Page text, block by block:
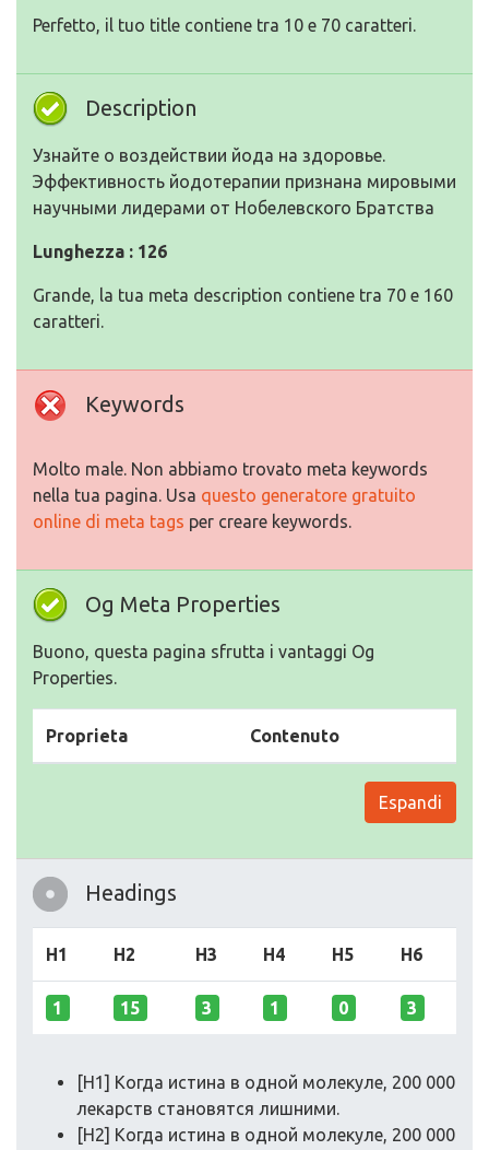
Perfetto, il tuo title contiene tra 10 e 70 caratteri.
Description
Узнайте о воздействии йода на здоровье.
Эффективность йодотерапии признана мировыми
научными лидерами от Нобелевского Братства
Lunghezza : 126
Grande, la tua meta description contiene tra 70 e 160
caratteri.
Keywords
Molto male. Non abbiamo trovato meta keywords
nella tua pagina. Usa questo generatore gratuito
online di meta tags per creare keywords.
Og Meta Properties
Buono, questa pagina sfrutta i vantaggi Og
Properties.
Proprieta Contenuto
Espandi
Headings
H1 H2 H3 H4 H5 H6
1 15 3 1 0 3
[H1] Когда истина в одной молекуле, 200 000
лекарств становятся лишними.
[H2] Когда истина в одной молекуле, 200 000